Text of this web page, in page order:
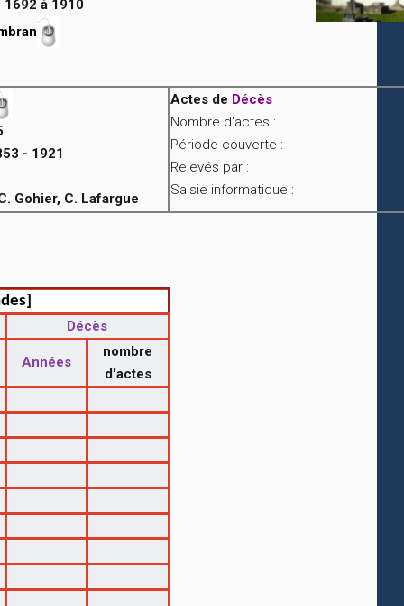
1692 à 1910
- 1921
Gohier, C. Lafargue
Actes de Décès
Nombre d'actes :
Période couverte :
Relevés par :
Saisie informatique :
Décès
Années
nombre
d'actes